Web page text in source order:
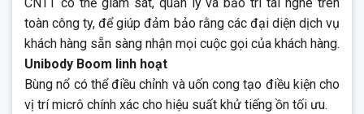
toàn công ty, để giúp đảm bảo rằng các đại diện dịch vụ
khách hàng sẵn sàng nhận mọi cuộc gọi của khách hàng.
Unibody Boom linh hoạt
Bùng nổ có thể điều chỉnh và uốn cong tạo điều kiện cho
vị trí micrô chính xác cho hiệu suất khử tiếng ồn tối ưu.